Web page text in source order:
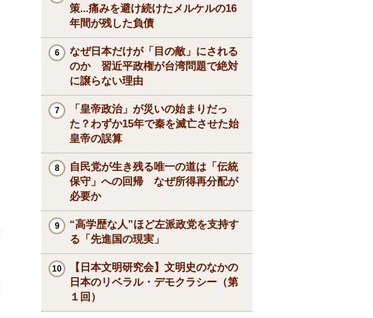
策...痛みを避け続けたメルケルの16
年間が残した負債
なぜ日本だけが「目の敵」にされる
のか 習近平政権が台湾問題で絶対
に譲らない理由
「皇帝政治」が災いの始まりだっ
た？わずか15年で秦を滅亡させた始
皇帝の誤算
自民党が生き残る唯一の道は「伝統
保守」への回帰 なぜ所得再分配が
必要か
“高学歴な人”ほど左派政党を支持す
る「先進国の現実」
【日本文明研究会】文明史のなかの
日本のリベラル・デモクラシー（第
１回）